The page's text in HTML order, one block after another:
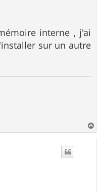
interne , j'ai
sur un autre
a
u